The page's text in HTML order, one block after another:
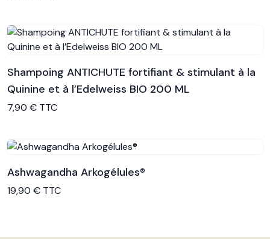
Voir le produit
Shampoing ANTICHUTE fortifiant & stimulant à la
Quinine et à l’Edelweiss BIO 200 ML
7,90 € TTC
Voir le produit
Ashwagandha Arkogélules®
19,90 € TTC